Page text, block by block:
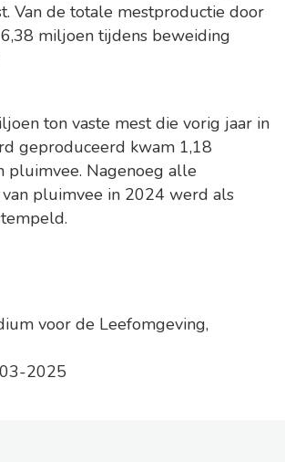
Van de totale mestproductie door
miljoen tijdens beweiding
ton vaste mest die vorig jaar in
geproduceerd kwam 1,18
pluimvee. Nagenoeg alle
pluimvee in 2024 werd als
voor de Leefomgeving,
2025